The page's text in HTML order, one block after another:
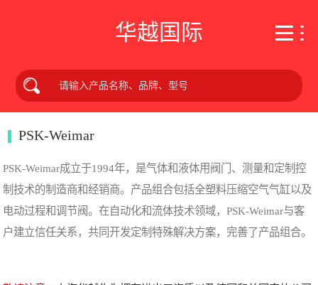
华越国际
PSK-Weimar
PSK-Weimar成立于1994年，是气体和液体用阀门、测量和定制控
制技术的制造商和经销商。产品组合包括全塑料压缩空气气缸以及
电动过程和调节阀。在自动化和流体技术领域，PSK-Weimar与客
户建立信任关系，共同开发定制特殊解决方案，完善了产品组合。